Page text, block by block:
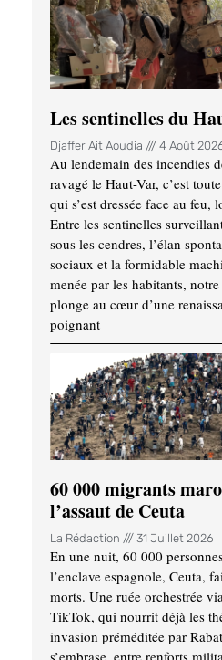
Les sentinelles du
Djaffer Ait Aoudia 4 Août
Au lendemain des incendies
ravagé le Haut-Var, c’est
qui s’est dressée face au feu,
Entre les sentinelles
sous les cendres, l’élan
sociaux et la formidable
menée par les habitants,
plonge au cœur d’une
poignant
60 000 migrants
l’assaut de Ceuta
La Rédaction 31 Juillet 2026
En une nuit, 60 000
l’enclave espagnole, Ceuta,
morts. Une ruée orchestrée
TikTok, qui nourrit déjà les
invasion préméditée par